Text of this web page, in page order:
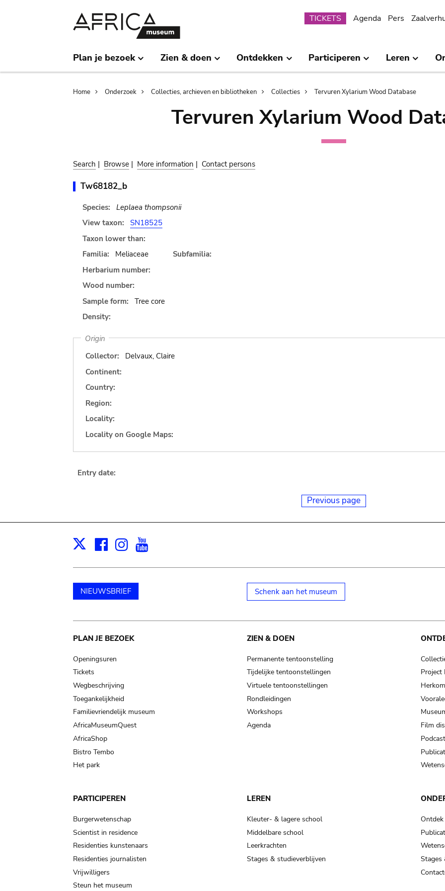
Submenu
TICKETS Agenda Pers
Plan je bezoek Zien & doen Ontdekken Participeren Leren
Breadcrumb
Home Onderzoek Collecties, archieven en bibliotheken Collecties Tervuren Xylarium Wood Database
Tervuren Xylarium Wood
Search | Browse | More information | Contact persons
Tw68182_b
Species:
Leplaea thompsonii
View taxon:
SN18525
Taxon lower than:
Familia:
Meliaceae
Subfamilia:
Herbarium number:
Wood number:
Sample form:
Tree core
Density:
Origin
Collector:
Delvaux, Claire
Continent:
Country:
Region:
Locality:
Locality on Google Maps:
Entry date:
Previous page
X Facebook
Instagram
NIEUWSBRIEF Schenk aan het museum
Main
navigation
PLAN JE BEZOEK
Openingsuren
Tickets
Wegbeschrijving
Toegankelijkheid
Familievriendelijk museum
AfricaMuseumQuest
AfricaShop
Bistro Tembo
Het park
ZIEN & DOEN
Permanente tentoonstelling
Tijdelijke tentoonstellingen
Virtuele tentoonstellingen
Rondleidingen
Workshops
Agenda
Project
Film
PARTICIPEREN
Burgerwetenschap
Scientist in residence
Residenties kunstenaars
Residenties journalisten
Vrijwilligers
Steun het museum
LEREN
Kleuter- & lagere school
Middelbare school
Leerkrachten
Stages & studieverblijven
Stages